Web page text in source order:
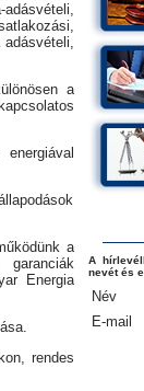
a
a
Energia
rendes
A
nevét és
Név
E-mail